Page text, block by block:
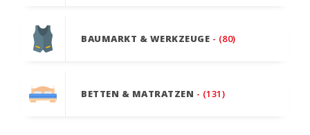
BAUMARKT & WERKZEUGE - (80)
BETTEN & MATRATZEN - (131)